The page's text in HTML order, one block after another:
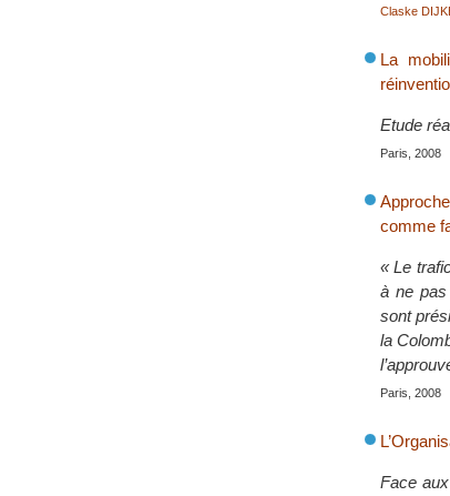
Claske
La
Etude
Paris, 2008
comme
« Le
à ne pas
sont
la
Paris, 2008
Face